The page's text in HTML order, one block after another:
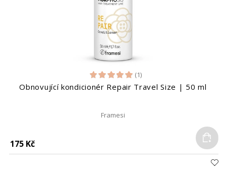
(1)
Obnovující kondicionér Repair Travel Size | 50 ml
Framesi
175 Kč